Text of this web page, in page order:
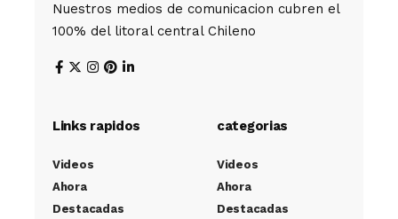
Nuestros medios de comunicacion cubren el
100% del litoral central Chileno
Links rapidos
Videos
Ahora
Destacadas
categorias
Videos
Ahora
Destacadas